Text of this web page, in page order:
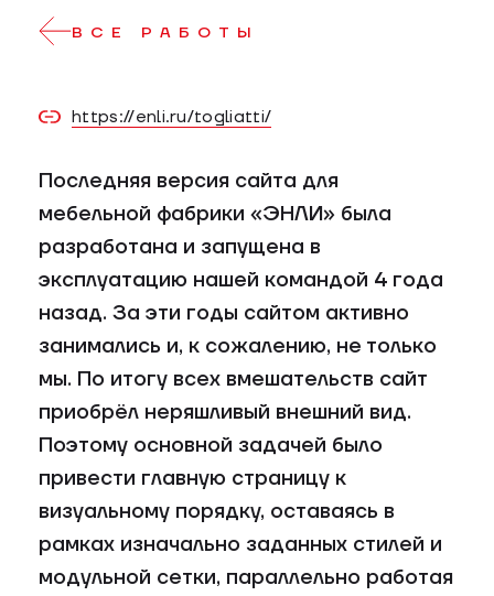
ВСЕ РАБОТЫ
https://enli.ru/togliatti/
Последняя версия сайта для
мебельной фабрики «ЭНЛИ» была
разработана и запущена в
эксплуатацию нашей командой 4 года
назад. За эти годы сайтом активно
занимались и, к сожалению, не только
мы. По итогу всех вмешательств сайт
приобрёл неряшливый внешний вид.
Поэтому основной задачей было
привести главную страницу к
визуальному порядку, оставаясь в
рамках изначально заданных стилей и
модульной сетки, параллельно работая